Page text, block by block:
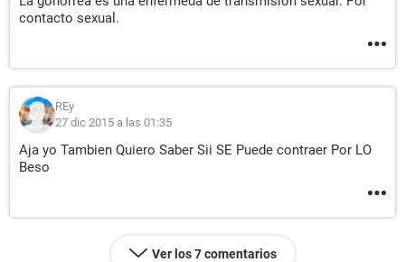
contacto sexual.
REy
27 dic 2015 a las 01:35
Aja yo Tambien Quiero Saber Sii SE Puede contraer Por LO
Beso
Ver los 7 comentarios